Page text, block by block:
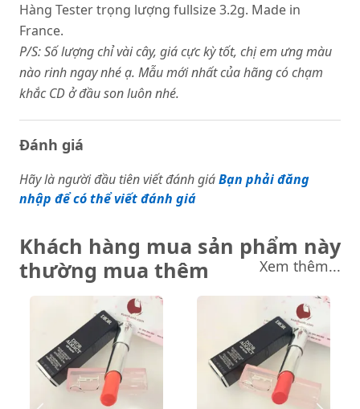
Hàng Tester trọng lượng fullsize 3.2g. Made in
France.
P/S: Số lượng chỉ vài cây, giá cực kỳ tốt, chị em ưng màu
nào rinh ngay nhé ạ. Mẫu mới nhất củahãng có chạm
khắc CD ở đầu son luôn nhé.
Đánh giá
Hãy là người đầu tiên viết đánh giáBạn phải đăng
nhập để có thể viết đánh giá
Khách hàng mua sản phẩm này
thường mua thêm
Xem thêm...